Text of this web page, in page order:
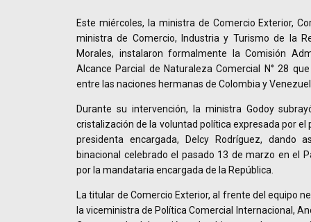
Este miércoles, la ministra de Comercio Exterior,
ministra de Comercio, Industria y Turismo de la
Morales, instalaron formalmente la Comisión
Alcance Parcial de Naturaleza Comercial N° 28
entre las naciones hermanas de Colombia y
Durante su intervención, la ministra Godoy
cristalización de la voluntad política expresada por el
presidenta encargada, Delcy Rodríguez, dando
binacional celebrado el pasado 13 de marzo en el
por la mandataria encargada de la República.
La titular de Comercio Exterior, al frente del equipo
la viceministra de Política Comercial Internacional,